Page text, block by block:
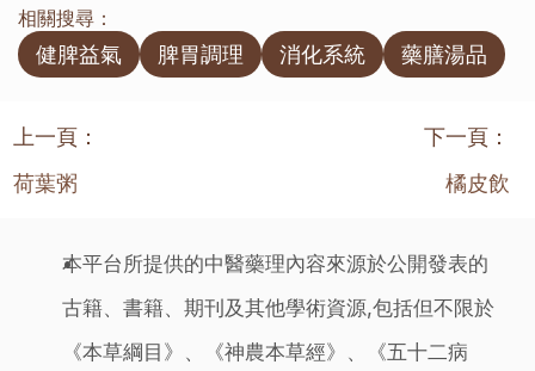
相關搜尋：
健脾益氣 脾胃調理 消化系統 藥膳湯品
上一頁：
荷葉粥
下一頁：
橘皮飲
本平台所提供的中醫藥理內容來源於公開發表的
古籍、書籍、期刊及其他學術資源,包括但不限於
《本草綱目》、《神農本草經》、《五十二病